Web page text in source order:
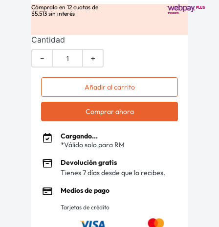
Cómpralo en 12 cuotas de
$5.513 sin interés
Cantidad
＋
－
Añadir al carrito
Comprar ahora
Cargando...
*Válido solo para RM
Devolución gratis
Tienes 7 días desde que lo recibes.
Medios de pago
Tarjetas de crédito